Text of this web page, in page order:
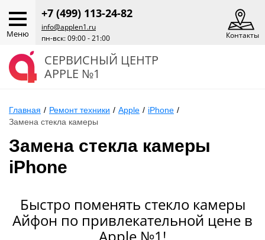
Меню
+7 (499) 113-24-82
info@applen1.ru
пн-вск: 09:00 - 21:00
Контакты
СЕРВИСНЫЙ ЦЕНТР
APPLE №1
Главная / Ремонт техники / Apple / iPhone /
Замена стекла камеры
Замена стекла камеры
iPhone
Быстро поменять стекло камеры
Айфон по привлекательной цене в